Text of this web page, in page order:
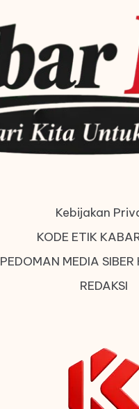
Kebijakan
KODE ETIK
PEDOMAN MEDIA
REDAKSI